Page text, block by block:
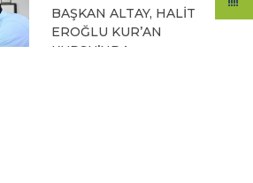
BAŞKAN ALTAY, HALİT
EROĞLU KUR’AN
KURSU’NDA